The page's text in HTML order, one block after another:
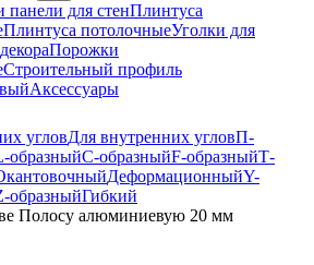
для стенПлинтуса
Плинтуса потолочныеУголки для
Порожки
Строительный профиль
Аксессуары
угловДля внутренних угловП-
образныйС-образныйF-образныйТ-
ДеформационныйY-
образныйГибкий
Полосу алюминиевую 20 мм